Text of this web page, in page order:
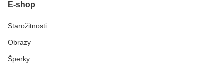
E-shop
Starožitnosti
Obrazy
Šperky